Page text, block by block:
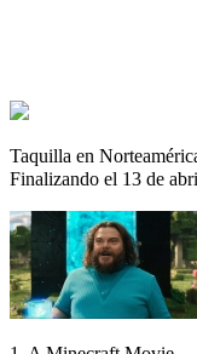
Taquilla en
Finalizando el 13 de